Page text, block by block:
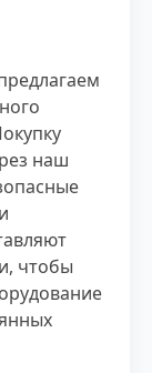
наш
чтобы